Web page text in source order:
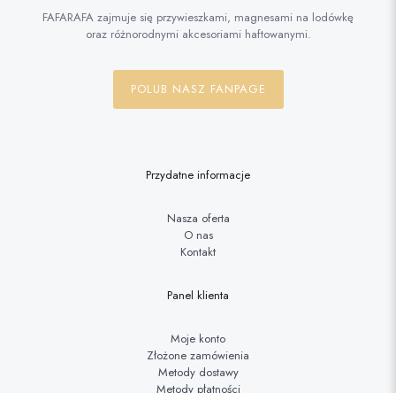
FAFARAFA zajmuje się przywieszkami, magnesami na lodówkę
oraz różnorodnymi akcesoriami haftowanymi.
POLUB NASZ FANPAGE
Przydatne informacje
Nasza oferta
O nas
Kontakt
Panel klienta
Moje konto
Złożone zamówienia
Metody dostawy
Metody płatności